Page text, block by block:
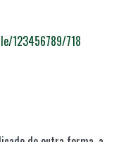
123456789/718